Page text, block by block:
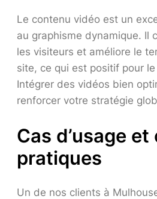
Le contenu vidéo est un
au graphisme dynamique. Il
les visiteurs et améliore le
site, ce qui est positif pour le
Intégrer des vidéos bien
renforcer votre stratégie
Cas d’usage
pratiques
Un de nos clients à